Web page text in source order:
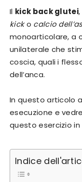
Il kick back glutei
kicko calcio
monoarticolare, a
unilaterale che
coscia, quali i
dell’anca.
In questo articolo
esecuzione e
questo esercizio
Indice